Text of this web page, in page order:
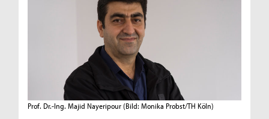
Prof. Dr.-Ing. Majid Nayeripour (Bild: Monika Probst/TH Köln)